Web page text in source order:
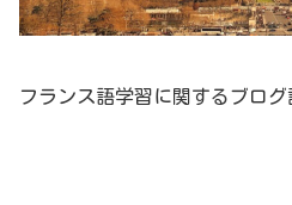
フランス語学習に関するブログ